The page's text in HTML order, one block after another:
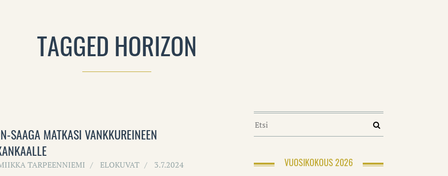
TAGGED HORIZON
SAAGA MATKASI VANKKUREINEEN
TARPEENNIEMI ELOKUVAT 3.7.2024 VUOSIKOKOUS 2026